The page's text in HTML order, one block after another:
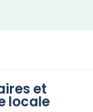
et
locale